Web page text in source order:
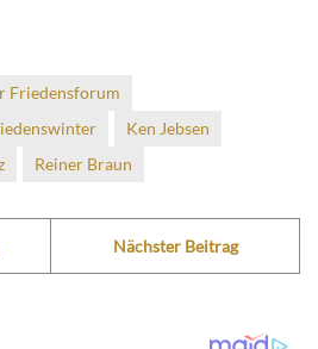
Friedensforum
Ken Jebsen
Reiner Braun
Nächster Beitrag